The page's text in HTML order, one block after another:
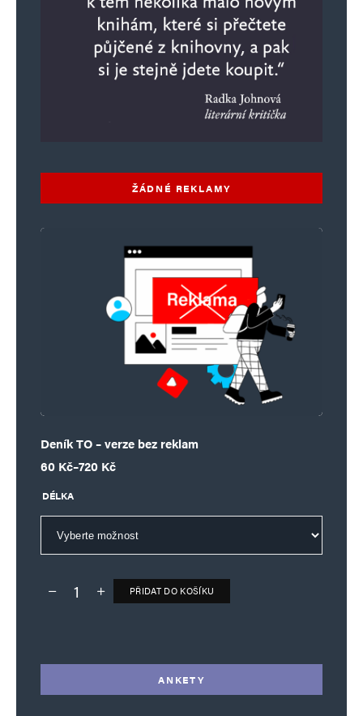
ŽÁDNÉ REKLAMY
Deník TO – verze bez reklam
60 Kč–720 Kč
Rozpětí cen: 60 Kč až 720 Kč
DÉLKA
Deník TO – verze bez reklam množství
PŘIDAT DO KOŠÍKU
ANKETY